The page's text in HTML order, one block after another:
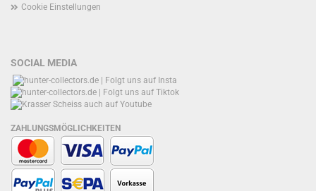
Cookie Einstellungen
SOCIAL MEDIA
ZAHLUNGSMÖGLICHKEITEN